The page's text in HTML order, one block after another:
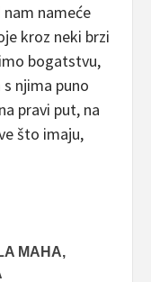
nameće
kroz neki brzi
bogatstvu,
njima puno
pravi put, na
što imaju,
MAHA,